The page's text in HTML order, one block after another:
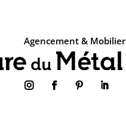
Agencement & Mobilier
   